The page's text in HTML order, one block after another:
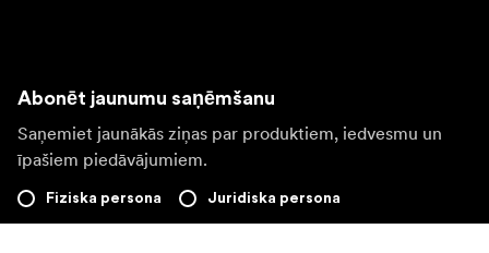
Abonēt jaunumu saņēmšanu
Saņemiet jaunākās ziņas par produktiem, iedvesmu un
īpašiem piedāvājumiem.
Fiziska persona Juridiska persona